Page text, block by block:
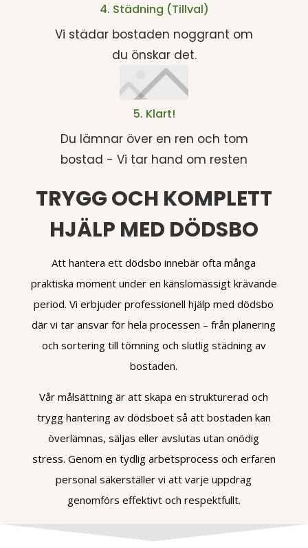
4. Städning (Tillval)
Vi städar bostaden noggrant om
du önskar det.
5. Klart!
Du lämnar över en ren och tom
bostad - Vi tar hand om resten
TRYGG OCH KOMPLETT
HJÄLP MED DÖDSBO
Att hantera ett dödsbo innebär ofta många
praktiska moment under en känslomässigt krävande
period. Vi erbjuder professionell hjälp med dödsbo
där vi tar ansvar för hela processen – från planering
och sortering till tömning och slutlig städning av
bostaden.
Vår målsättning är att skapa en strukturerad och
trygg hantering av dödsboet så att bostaden kan
överlämnas, säljas eller avslutas utan onödig
stress. Genom en tydlig arbetsprocess och erfaren
personal säkerställer vi att varje uppdrag
genomförs effektivt och respektfullt.